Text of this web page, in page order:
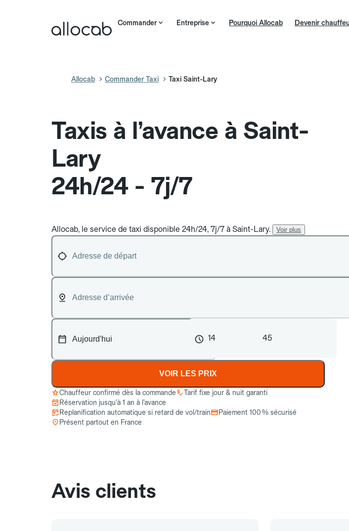
Commander Entreprise Pourquoi Allocab Devenir
Allocab Commander Taxi Taxi Saint-Lary
Taxis à l’avance à Saint-
Lary
24h/24 - 7j/7
Allocab, le service de taxi disponible 24h/24, 7j/7 à Saint-Lary. Voir plus
14 45
VOIR LES PRIX
Chauffeur confirmé dès la commande
Tarif fixe jour & nuit garanti
Réservation jusqu’à 1 an à l’avance
Replanification automatique si retard de vol/train
Paiement 100 % sécurisé
Présent partout en France
Avis clients